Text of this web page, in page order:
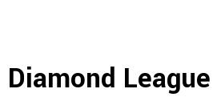
Diamond League